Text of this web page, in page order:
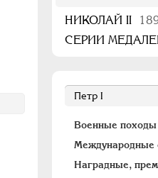
НИКОЛАЙ II
СЕРИИ
Военные походы
Международные
Наградные,